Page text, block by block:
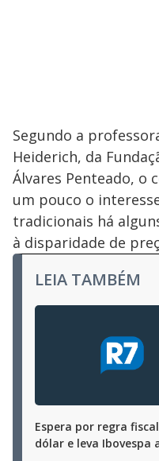
Segundo a
Heiderich, da
Álvares Penteado, o
um pouco o
tradicionais há
à disparidade de
LEIA TAMBÉM
Espera por regra
dólar e leva Ibovespa